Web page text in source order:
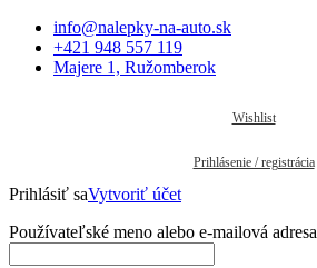
info@nalepky-na-auto.sk
+421 948 557 119
Majere 1, Ružomberok
Wishlist
Prihlásenie / registrácia
Prihlásiť saVytvoriť účet
Používateľské meno alebo e-mailová adresa